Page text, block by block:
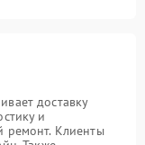
доставку
и
ремонт. Клиенты